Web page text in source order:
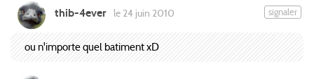
thib-4ever le 24 juin 2010 signaler
ou n'importe quel batiment xD